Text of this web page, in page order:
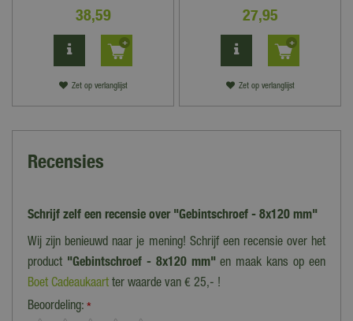
38,59
Zet op verlanglijst
27,95
Zet op verlanglijst
Recensies
Schrijf zelf een recensie over "Gebintschroef - 8x120 mm"
Wij zijn benieuwd naar je mening! Schrijf een recensie over het
product "Gebintschroef - 8x120 mm"en maak kans op een
Boet Cadeaukaart ter waarde van € 25,- !
Beoordeling: *